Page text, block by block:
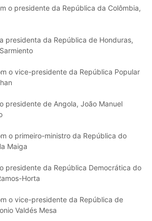
o presidente da República da Colômbia,
presidenta da República de Honduras,
o vice-presidente da República Popular
presidente de Angola, João Manuel
o primeiro-ministro da República do
Maiga
presidente da República Democrática do
Horta
o vice-presidente da República de
Valdés Mesa